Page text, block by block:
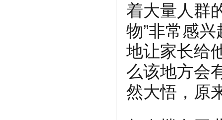
着大量人群
物”非常感
地让家长给
么该地方会
然大悟，原